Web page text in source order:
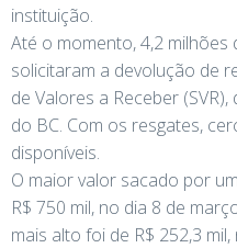
instituição.
Até o momento, 4,2
solicitaram a devolução de
de Valores a Receber
do BC. Com os resgates,
disponíveis.
O maior valor sacado por
R$ 750 mil, no dia 8 de
mais alto foi de R$ 252,3